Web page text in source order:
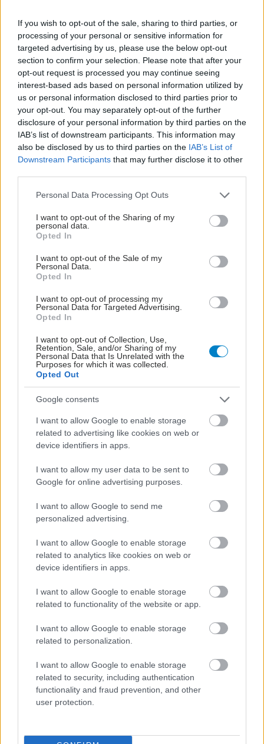
If you wish to opt-out of the sale, sharing to third parties, or
processing of your personal or sensitive information for
targeted advertising by us, please use the below opt-out
section to confirm your selection. Please note that after your
opt-out request is processed you may continue seeing
interest-based ads based on personal information utilized by
us or personal information disclosed to third parties prior to
your opt-out. You may separately opt-out of the further
disclosure of your personal information by third parties on the
IAB’s list of downstream participants. This information may
also be disclosed by us to third parties on the IAB’s List of
Downstream Participants that may further disclose it to other
Please note that this website/app uses one or more Google
not limited to your visit or usage behaviour. You may click to
grant or deny consent to Google and its third-party tags to
use your data for below specified purposes in below Google
consent section.
Personal Data Processing Opt Outs
I want to opt-out of the Sharing of my
personal data.
Opted In
I want to opt-out of the Sale of my
Personal Data.
Opted In
I want to opt-out of processing my
Personal Data for Targeted Advertising.
Opted In
I want to opt-out of Collection, Use,
Retention, Sale, and/or Sharing of my
Personal Data that Is Unrelated with the
Purposes for which it was collected.
Opted Out
Google consents
I want to allow Google to enable storage
related to advertising like cookies on web or
device identifiers in apps.
I want to allow my user data to be sent to
Google for online advertising purposes.
I want to allow Google to send me
personalized advertising.
I want to allow Google to enable storage
related to analytics like cookies on web or
device identifiers in apps.
I want to allow Google to enable storage
related to functionality of the website or app.
I want to allow Google to enable storage
related to personalization.
I want to allow Google to enable storage
related to security, including authentication
functionality and fraud prevention, and other
user protection.
ΜΠΕΙΤΕ ΣΤΗ ΣΥΖΗΤΗΣΗ
Loading...
Προσθήκη Σχολίου